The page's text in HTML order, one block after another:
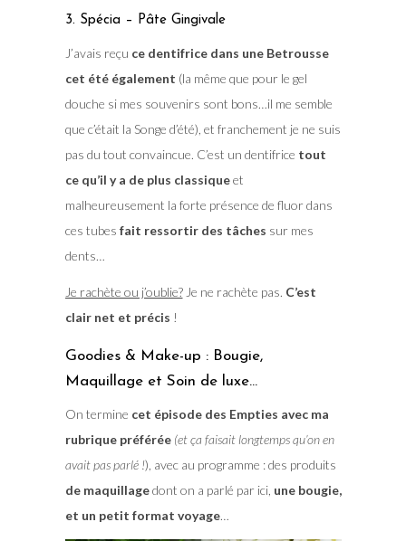
3. Spécia – Pâte Gingivale
J’avais reçu ce dentifrice dans une Betrousse
cet été également (la même que pour le gel
douche si mes souvenirs sont bons…il me semble
que c’était la Songe d’été), et franchement je ne suis
pas du tout convaincue. C’est un dentifrice tout
ce qu’il y a de plus classiqueet
malheureusement la forte présence de fluor dans
ces tubes fait ressortir des tâches sur mes
dents…
Je rachète ou j’oublie?Je ne rachète pas. C’est
clair net et précis !
Goodies & Make-up : Bougie,
Maquillage et Soin de luxe…
On termine cet épisode des Empties avec ma
rubrique préférée (et ça faisait longtemps qu’on en
avait pas parlé !), avec au programme : des produits
de maquillagedont on a parlé par ici, une bougie,
et un petit format voyage…